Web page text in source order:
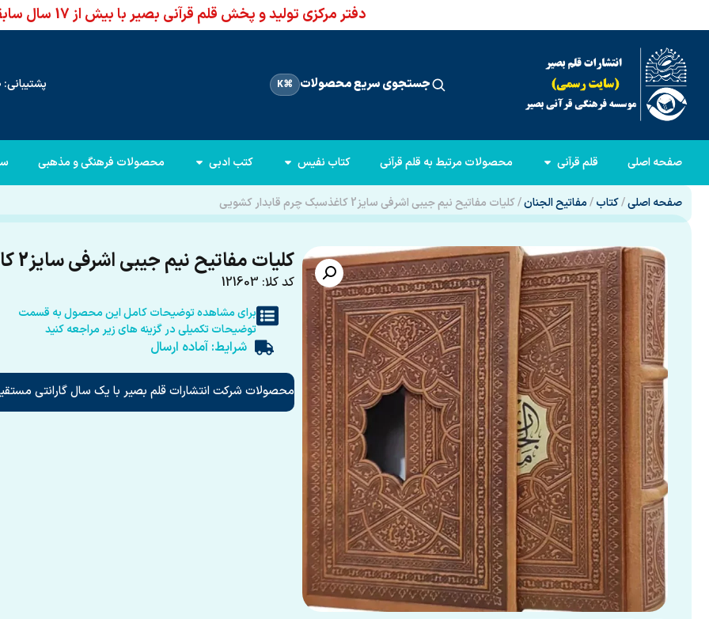
دفتر مرکزی تولید و پخش قلم قرآنی بصیر با بیش از 17 سال سابقه
جستجوی سریع محصولات ⌘K پشتیبانی: 66960950-021
صفحه اصلی قلم قرآنی محصولات مرتبط به قلم قرآنی کتاب نفیس کتب ادبی محصولات فرهنگی و مذهبی
صفحه اصلی/کتاب/مفاتیح الجنان/ کلیات مفاتیح نیم جیبی اشرفی سایز2 کاغذسبک چرم قابدار کشویی
کلیات مفاتیح نیم جیبی اشرفی سایز2 کاغذسبک چرم قابدار کشویی
کد کلا: 121603
برای مشاهده توضیحات کامل این محصول به قسمت
توضیحات تکمیلی در گزینه های زیر مراجعه کنید
شرایط: آماده ارسال
محصولات شرکت انتشارات قلم بصیر با یک سال گارانتی